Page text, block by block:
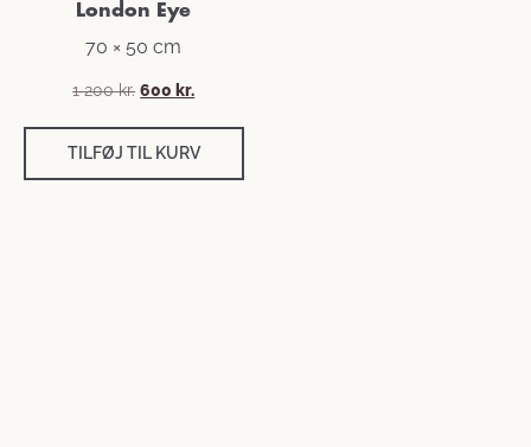
London Eye
70 × 50 cm
1 200kr. 600 kr.
TILFØJ TIL KURV